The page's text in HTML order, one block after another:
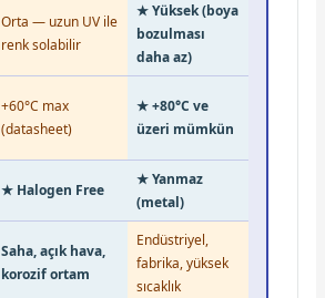
Orta — uzun UV ile
renk solabilir
★ Yüksek (boya
bozulması
daha az)
+60°C max
(datasheet)
★ +80°C ve
üzeri mümkün
★ Halogen Free
★ Yanmaz
(metal)
Saha, açık hava,
korozif ortam
Endüstriyel,
fabrika, yüksek
sıcaklık